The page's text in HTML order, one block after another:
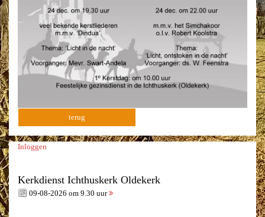
terug
Inloggen
Kerkdienst Ichthuskerk Oldekerk
09-08-2026 om 9.30 uur